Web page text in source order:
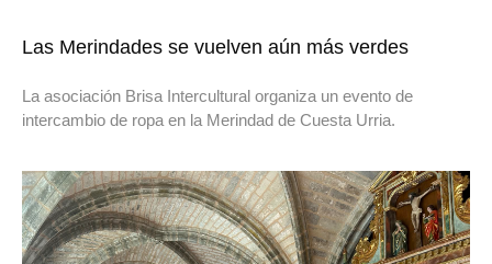
Las Merindades se vuelven aún más verdes
La asociación Brisa Intercultural organiza un evento de
intercambio de ropa en la Merindad de Cuesta Urria.